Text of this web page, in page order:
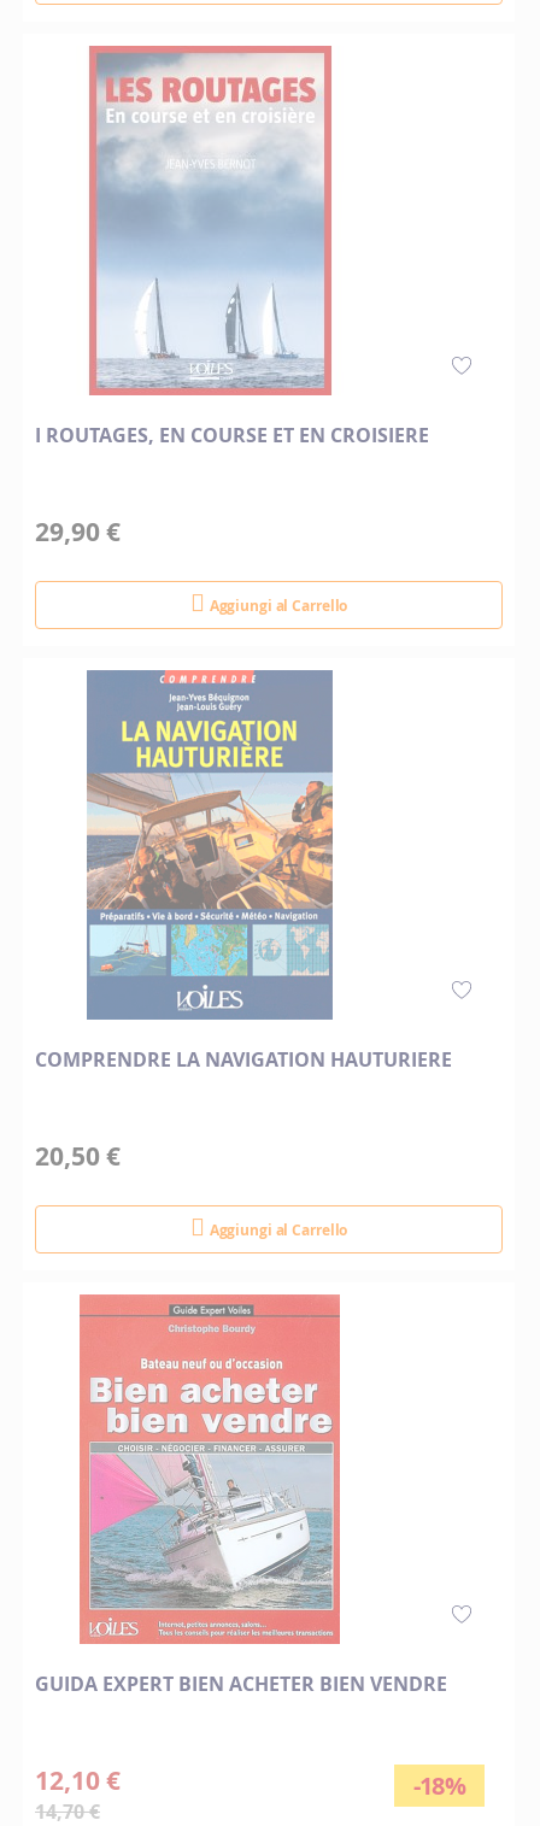
I ROUTAGES, EN COURSE ET EN CROISIERE
29,90 €
Aggiungi al Carrello
COMPRENDRE LA NAVIGATION HAUTURIERE
20,50 €
Aggiungi al Carrello
GUIDA EXPERT BIEN ACHETER BIEN VENDRE
-18%
12,10 €
14,70 €